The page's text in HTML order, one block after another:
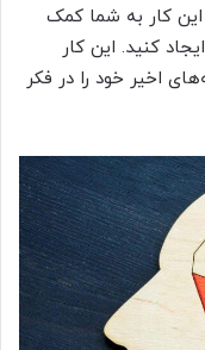
کار به شما کمک
کنید. این کار
اخیر خود را در فکر